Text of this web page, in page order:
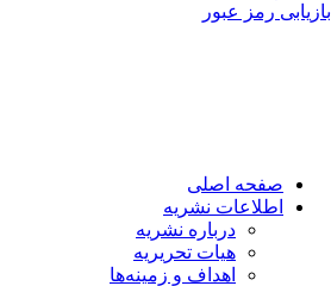
رمز عبور
صفحه اصلی
اطلاعات نشریه
درباره نشریه
هیات تحریریه
اهداف و زمینه‌ها